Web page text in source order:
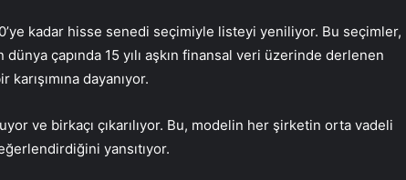
kadar hisse senedi seçimiyle listeyi yeniliyor. Bu seçimler,
çapında 15 yılı aşkın finansal veri üzerinde derlenen
dayanıyor.
ve birkaçı çıkarılıyor. Bu, modelin her şirketin orta vadeli
yansıtıyor.